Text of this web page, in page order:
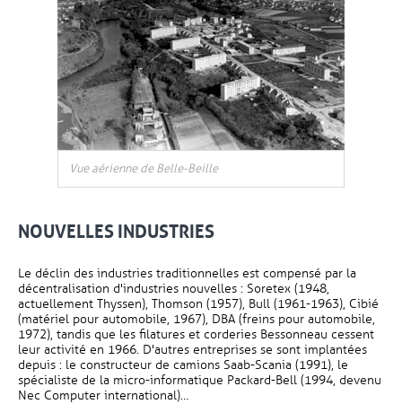
Vue aérienne de Belle-Beille
NOUVELLES INDUSTRIES
Le déclin des industries traditionnelles est compensé par la
décentralisation d'industries nouvelles : Soretex (1948,
actuellement Thyssen), Thomson (1957), Bull (1961-1963), Cibié
(matériel pour automobile, 1967), DBA (freins pour automobile,
1972), tandis que les filatures et corderies Bessonneau cessent
leur activité en 1966. D'autres entreprises se sont implantées
depuis : le constructeur de camions Saab-Scania (1991), le
spécialiste de la micro-informatique Packard-Bell (1994, devenu
Nec Computer international)…